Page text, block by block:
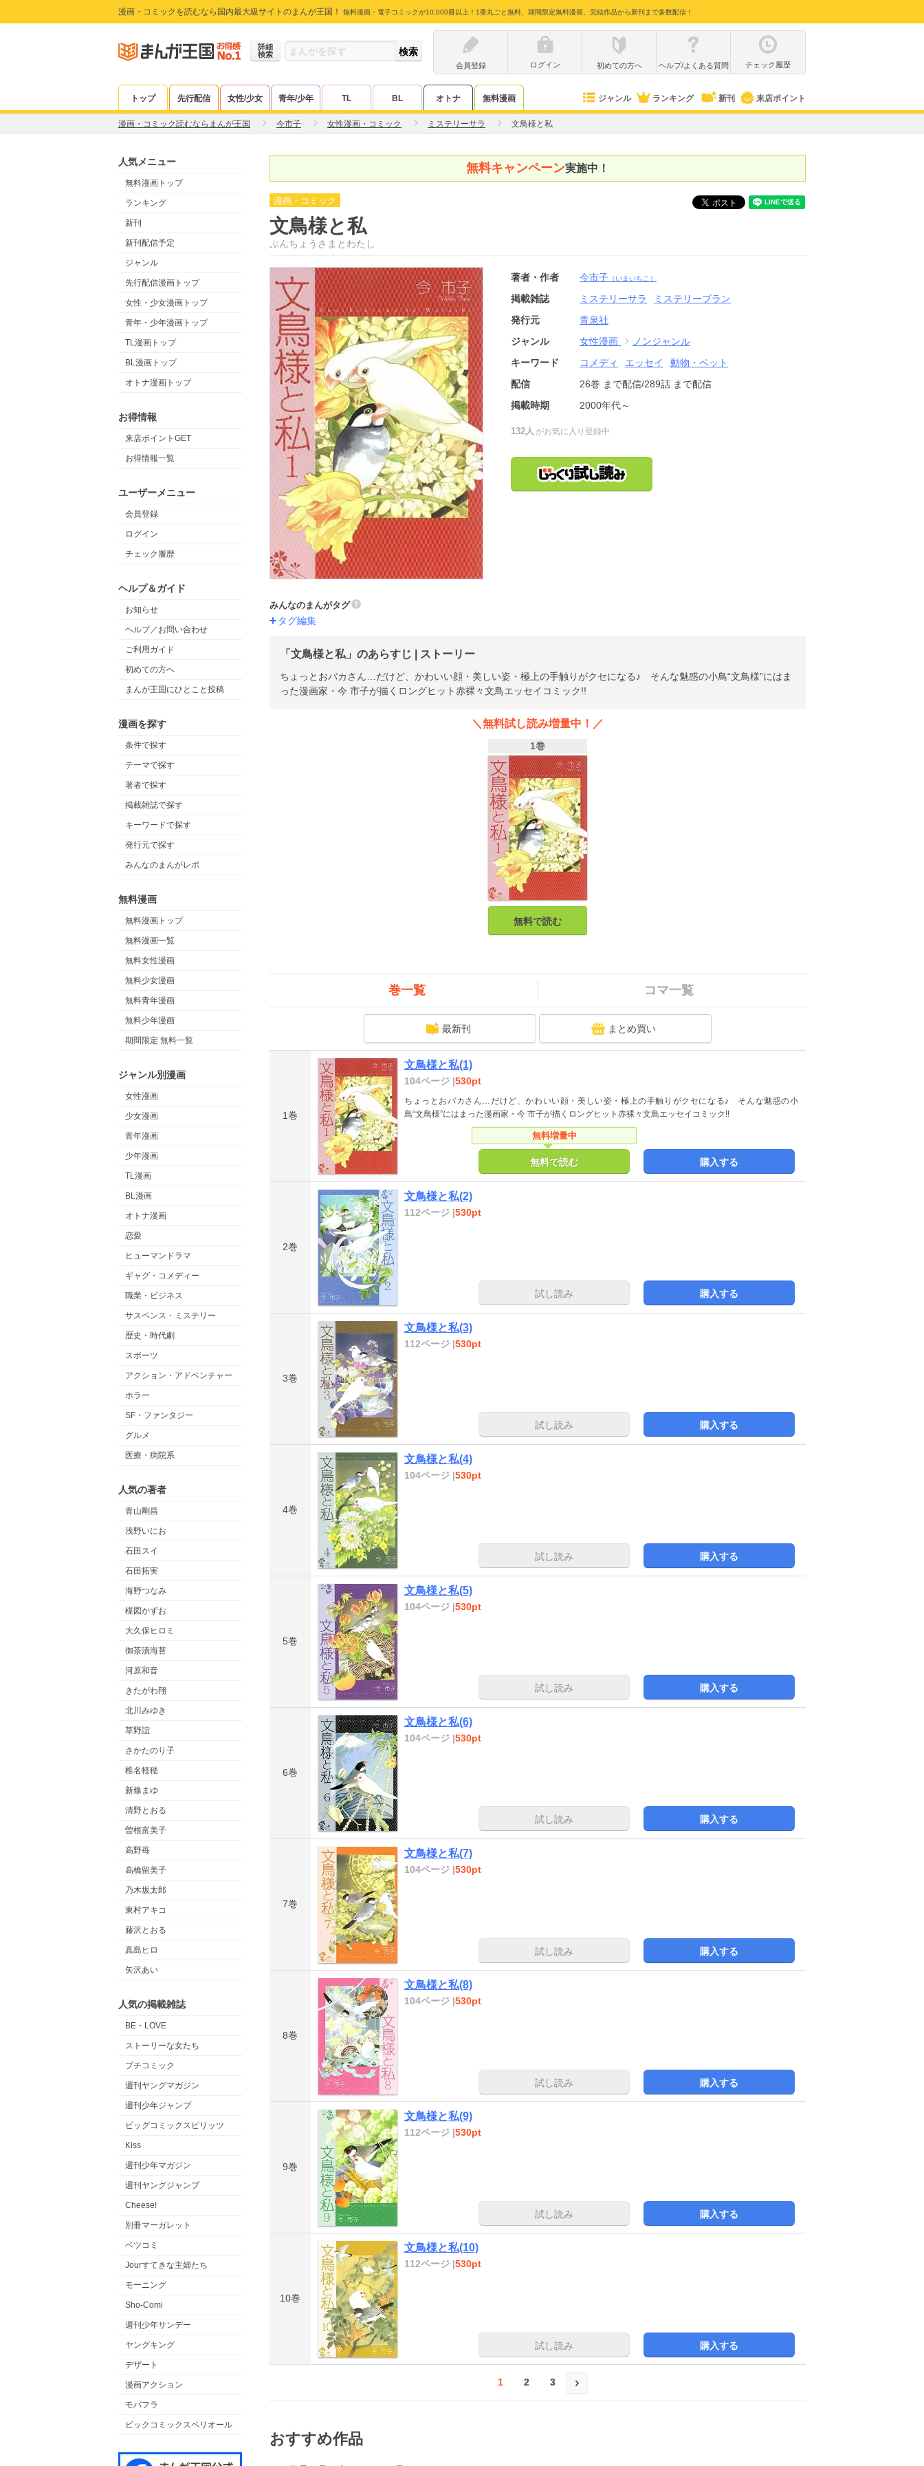
漫画・コミックを読むなら国内最大級サイトのまんが王国！ 無料漫画・電子コミックが10,000冊以上！1冊丸ごと無料、期間限定無料漫画、完結作品から新刊まで多数配信！
詳細
検索
会員登録
ログイン 初めての方へ ヘルプ/よくある質問 チェック履歴
トップ 先行配信 女性/少女 青年/少年 TL BL オトナ 無料漫画 ジャンル ランキング 新刊 来店ポイント
漫画・コミック読むならまんが王国 今市子 女性漫画・コミック ミステリーサラ 文鳥様と私
人気メニュー
無料漫画トップ
ランキング
新刊
新刊配信予定
ジャンル
先行配信漫画トップ
女性・少女漫画トップ
青年・少年漫画トップ
TL漫画トップ
BL漫画トップ
オトナ漫画トップ
お得情報
来店ポイントGET
お得情報一覧
ユーザーメニュー
会員登録
ログイン
チェック履歴
ヘルプ＆ガイド
お知らせ
ヘルプ／お問い合わせ
ご利用ガイド
初めての方へ
まんが王国にひとこと投稿
漫画を探す
条件で探す
テーマで探す
著者で探す
掲載雑誌で探す
キーワードで探す
発行元で探す
みんなのまんがレポ
無料漫画
無料漫画トップ
無料漫画一覧
無料女性漫画
無料少女漫画
無料青年漫画
無料少年漫画
期間限定 無料一覧
ジャンル別漫画
女性漫画
少女漫画
青年漫画
少年漫画
TL漫画
BL漫画
オトナ漫画
恋愛
ヒューマンドラマ
ギャグ・コメディー
職業・ビジネス
サスペンス・ミステリー
歴史・時代劇
スポーツ
アクション・アドベンチャー
ホラー
SF・ファンタジー
グルメ
医療・病院系
人気の著者
青山剛昌
浅野いにお
石田スイ
石田拓実
海野つなみ
楳図かずお
大久保ヒロミ
御茶漬海苔
河原和音
きたがわ翔
北川みゆき
草野誼
さかたのり子
椎名軽穂
新條まゆ
清野とおる
曽根富美子
高野苺
高橋留美子
乃木坂太郎
東村アキコ
藤沢とおる
真島ヒロ
矢沢あい
人気の掲載雑誌
BE・LOVE
ストーリーな女たち
プチコミック
週刊ヤングマガジン
週刊少年ジャンプ
ビッグコミックスピリッツ
Kiss
週刊少年マガジン
週刊ヤングジャンプ
Cheese!
別冊マーガレット
ベツコミ
Jourすてきな主婦たち
モーニング
Sho-Comi
週刊少年サンデー
ヤングキング
デザート
漫画アクション
モバフラ
ビックコミックスペリオール
無料キャンペーン実施中！
漫画・コミック
文鳥様と私
ぶんちょうさまとわたし
著者・作者 今市子 （いまいちこ）
掲載雑誌 ミステリーサラ
ミステリーブラン
発行元
青泉社
ジャンル
女性漫画
ノンジャンル
キーワード
コメディ エッセイ
動物・ペット
配信
26巻 まで配信/289話 まで配信
掲載時期
2000年代～
132人 がお気に入り登録中
みんなのまんがタグ
タグ編集
「文鳥様と私」のあらすじ | ストーリー
ちょっとおバカさん…だけど、かわいい顔・美しい姿・極上の手触りがクセになる♪ そんな魅惑の小鳥“文鳥様”にはま
った漫画家・今 市子が描くロングヒット赤裸々文鳥エッセイコミック!!
＼無料試し読み増量中！／
1巻
無料で読む
巻一覧 コマ一覧
最新刊 まとめ買い
1巻
文鳥様と私(1)
104ページ |530pt
ちょっとおバカさん…だけど、かわいい顔・美しい姿・極上の手触りがクセになる♪ そんな魅惑の小
鳥“文鳥様”にはまった漫画家・今 市子が描くロングヒット赤裸々文鳥エッセイコミック!!
無料増量中
無料で読む 購入する
2巻
文鳥様と私(2)
112ページ |530pt
試し読み 購入する
3巻
文鳥様と私(3)
112ページ |530pt
試し読み 購入する
4巻
文鳥様と私(4)
104ページ |530pt
試し読み 購入する
5巻
文鳥様と私(5)
104ページ |530pt
試し読み 購入する
6巻
文鳥様と私(6)
104ページ |530pt
試し読み 購入する
7巻
文鳥様と私(7)
104ページ |530pt
試し読み 購入する
8巻
文鳥様と私(8)
104ページ |530pt
試し読み 購入する
9巻
文鳥様と私(9)
112ページ |530pt
試し読み 購入する
10巻
文鳥様と私(10)
112ページ |530pt
試し読み 購入する
1 2 3
おすすめ作品